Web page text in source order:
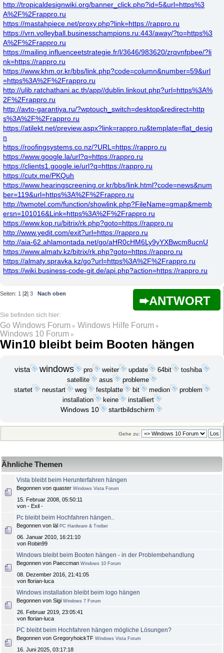
http://tropicaldesignwiki.org/banner_click.php?id=5&url=https%3
A%2F%2Frappro.ru
https://mastahpiece.net/proxy.php?link=https://rappro.ru
https://vrn.volleyball.businesschampions.ru:443/away/?to=https%3
A%2F%2Frappro.ru
https://mailing.influenceetstrategie.fr/l/3646/983620/zrqvnfpbee/?li
nk=https://rappro.ru
https://www.khm.or.kr/bbs/link.php?code=column&number=59&url
=https%3A%2F%2Frappro.ru
http://ulib.ratchathani.ac.th/app//dublin.linkout.php?url=https%3A%
2F%2Frappro.ru
http://avto-garantiya.ru/?wptouch_switch=desktop&redirect=http
s%3A%2F%2Frappro.ru
https://atilekt.net/preview.aspx?link=rappro.ru&template=flat_desig
n
https://roofingsystems.co.nz/?URL=https://rappro.ru
https://www.google.la/url?q=https://rappro.ru
https://clients1.google.ie/url?q=https://rappro.ru
https://cutx.me/PKQuh
https://www.hearingscreening.or.kr/bbs/link.html?code=news&num
ber=119&url=https%3A%2F%2Frappro.ru
http://twmotel.com/function/showlink.php?FileName=gmap&memb
ersn=101016&Link=https%3A%2F%2Frappro.ru
https://www.kop.ru/bitrix/rk.php?goto=https://rappro.ru
http://www.yedit.com/exit?url=https://rappro.ru
http://aia-62.ahlamontada.net/go/aHR0cHM6Ly9yYXBwcm8ucnU
https://www.almatv.kz/bitrix/rk.php?goto=https://rappro.ru
https://almaty.spravka.kz/go?url=https%3A%2F%2Frappro.ru
https://wiki.business-code-git.de/api.php?action=https://rappro.ru
ANTWORT
Seiten: 1 [2] 3 Nach oben
Go Windows Forum » Windows Hilfe Forum »
Windows 10 Forum »
Win10 bleibt beim Booten hängen
vista windows pro weiter update 64bit
toshiba
satellite
asus
probleme
startet
neustart weg festplatte bit medion
problem
installation
keine installiert
Windows 10 startbildschirm
Gehe zu:
Ähnliche Themen
Vista bleibt beim Herunterfahren hängen
Begonnen von quaster Windows Vista Forum
15. Februar 2008, 05:50:11
von - Exil -
Pc bleibt beim Hochfahren hängen..
Begonnen von läl PC Hardware & Treiber
06. Januar 2010, 16:21:10
von Robin99
Windows bleibt beim Booten hängen - in der Problembehandlung
Begonnen von Paeccman Windows 10 Forum
08. Dezember 2016, 21:41:05
von florian-luca
Windows installation bleibt beim logo hängen
Begonnen von Sigi Windows 7 Forum
26. Februar 2019, 23:05:41
von florian-luca
PC bleibt beim Hochfahren hängen mögliche Lösungen?
Begonnen von GregoryhoickTF Windows Vista Forum
16. Juni 2025, 03:17:18